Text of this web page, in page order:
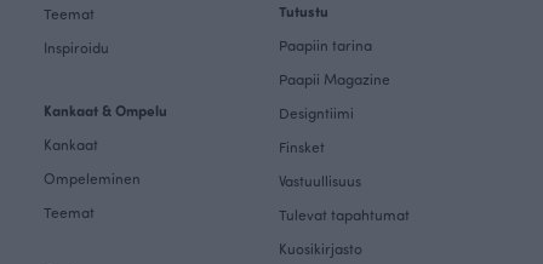
Teemat
Inspiroidu
Kankaat & Ompelu
Kankaat
Ompeleminen
Teemat
Tutustu
Paapiin tarina
Paapii Magazine
Designtiimi
Finsket
Vastuullisuus
Tulevat tapahtumat
Kuosikirjasto